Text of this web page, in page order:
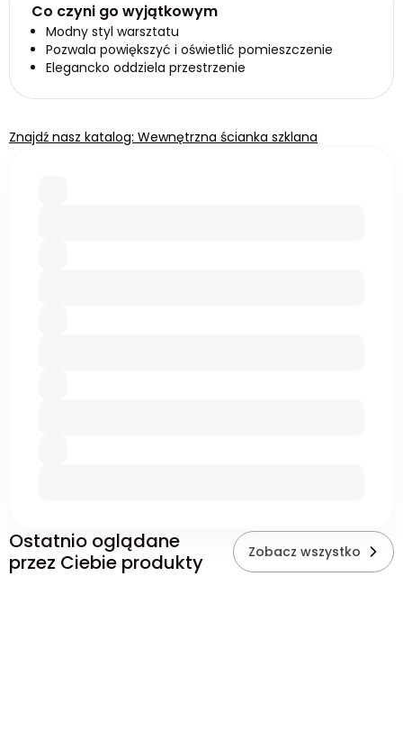
Co czyni go wyjątkowym
Modny styl warsztatu
Pozwala powiększyć i oświetlić pomieszczenie
Elegancko oddziela przestrzenie
Znajdź nasz katalog: Wewnętrzna ścianka szklana
Ostatnio oglądane
przez Ciebie produkty
Zobacz wszystko